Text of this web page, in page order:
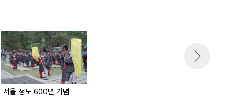
서울 정도 600년 기념